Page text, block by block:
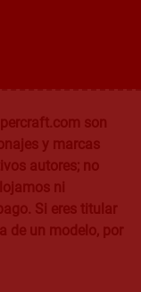
son
y marcas
autores; no
ni
Si eres titular
de un modelo, por